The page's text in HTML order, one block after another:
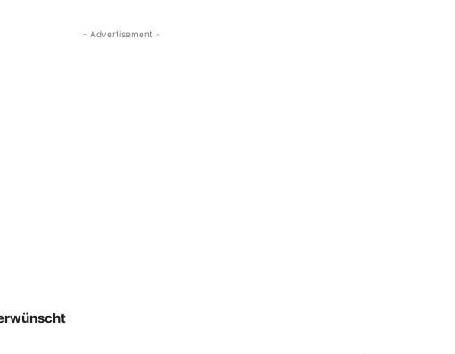
- Advertisement -